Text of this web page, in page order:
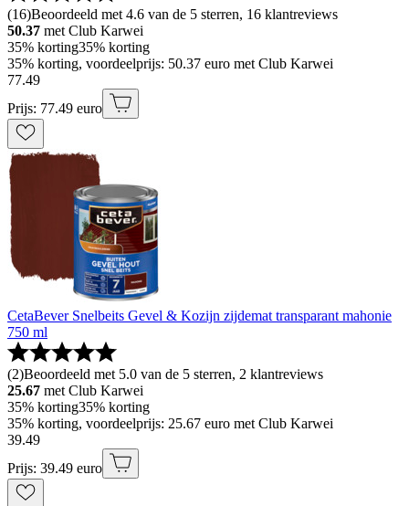
(16)Beoordeeld met 4.6 van de 5 sterren, 16 klantreviews
50.37 met Club Karwei
35% korting35% korting
35% korting, voordeelprijs: 50.37 euro met Club Karwei
77.49
Prijs: 77.49 euro
CetaBever Snelbeits Gevel & Kozijn zijdemat transparant mahonie
750 ml
(2)Beoordeeld met 5.0 van de 5 sterren, 2 klantreviews
25.67 met Club Karwei
35% korting35% korting
35% korting, voordeelprijs: 25.67 euro met Club Karwei
39.49
Prijs: 39.49 euro